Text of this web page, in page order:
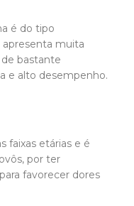
é do tipo
muita
bastante
e alto desempenho.
faixas etárias e é
por ter
favorecer dores